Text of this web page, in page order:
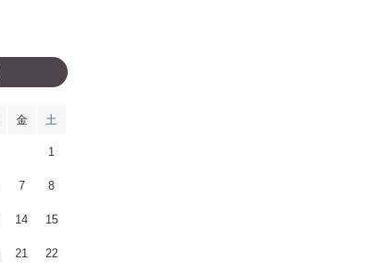
金 土
1
7 8
14 15
21 22